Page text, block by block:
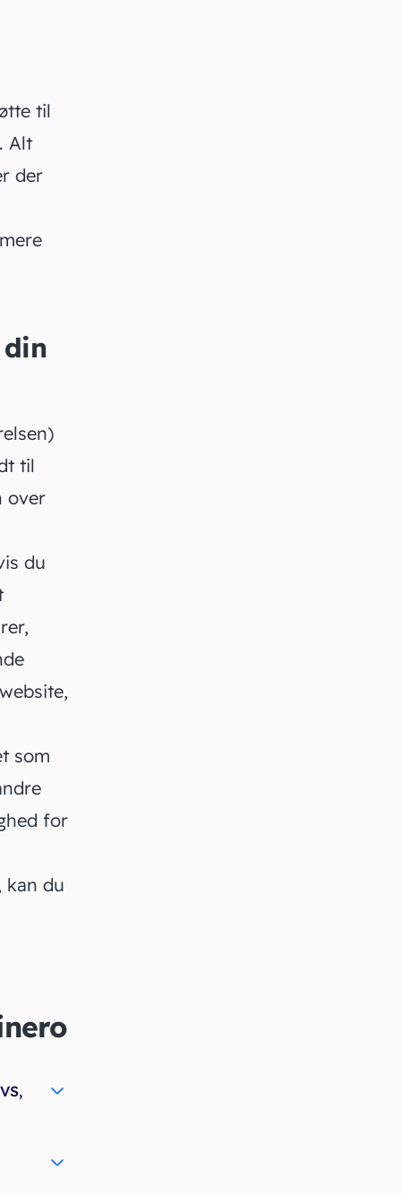
til
Alt
der
til
over
du
som
for
kan du